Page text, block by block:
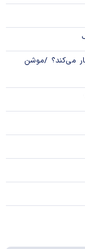
می‌کند؟ /موشن